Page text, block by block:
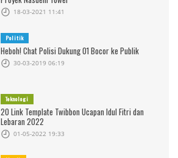
18-03-2021 11:41
Politik
Heboh! Chat Polisi Dukung 01 Bocor ke Publik
30-03-2019 06:19
Teknologi
20 Link Template Twibbon Ucapan Idul Fitri dan
Lebaran 2022
01-05-2022 19:33